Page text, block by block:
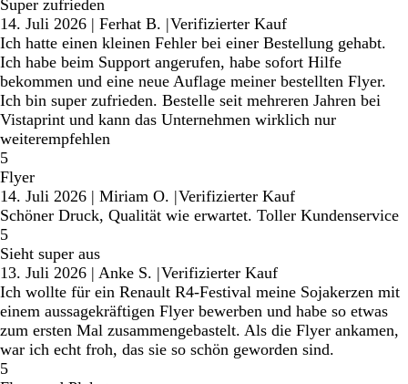
Super zufrieden
14. Juli 2026 | Ferhat B. |Verifizierter Kauf
Ich hatte einen kleinen Fehler bei einer Bestellung gehabt.
Ich habe beim Support angerufen, habe sofort Hilfe
bekommen und eine neue Auflage meiner bestellten Flyer.
Ich bin super zufrieden. Bestelle seit mehreren Jahren bei
Vistaprint und kann das Unternehmen wirklich nur
weiterempfehlen
5
Flyer
14. Juli 2026 | Miriam O. |Verifizierter Kauf
Schöner Druck, Qualität wie erwartet. Toller Kundenservice
5
Sieht super aus
13. Juli 2026 | Anke S. |Verifizierter Kauf
Ich wollte für ein Renault R4-Festival meine Sojakerzen mit
einem aussagekräftigen Flyer bewerben und habe so etwas
zum ersten Mal zusammengebastelt. Als die Flyer ankamen,
war ich echt froh, das sie so schön geworden sind.
5